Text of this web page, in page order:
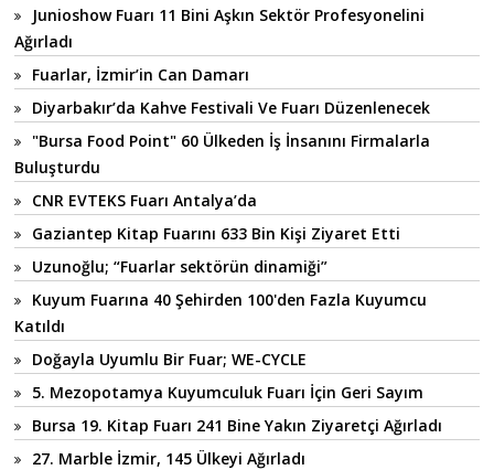
Junioshow Fuarı 11 Bini Aşkın Sektör Profesyonelini
Ağırladı
Fuarlar, İzmir’in Can Damarı
Diyarbakır’da Kahve Festivali Ve Fuarı Düzenlenecek
"Bursa Food Point" 60 Ülkeden İş İnsanını Firmalarla
Buluşturdu
CNR EVTEKS Fuarı Antalya’da
Gaziantep Kitap Fuarını 633 Bin Kişi Ziyaret Etti
Uzunoğlu; “Fuarlar sektörün dinamiği”
Kuyum Fuarına 40 Şehirden 100'den Fazla Kuyumcu
Katıldı
Doğayla Uyumlu Bir Fuar; WE-CYCLE
5. Mezopotamya Kuyumculuk Fuarı İçin Geri Sayım
Bursa 19. Kitap Fuarı 241 Bine Yakın Ziyaretçi Ağırladı
27. Marble İzmir, 145 Ülkeyi Ağırladı